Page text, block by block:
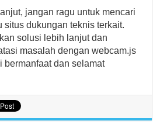
jangan ragu untuk mencari
situs dukungan teknis terkait.
solusi lebih lanjut dan
masalah dengan webcam.js
bermanfaat dan selamat